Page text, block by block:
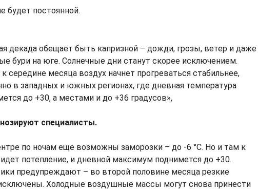
будет постоянной.
декада обещает быть капризной – дожди, грозы, ветер и даже
бури на юге. Солнечные дни станут скорее исключением.
середине месяца воздух начнет прогреваться стабильнее,
в западных и южных регионах, где дневная температура
до +30, а местами и до +36 градусов»,
специалисты.
по ночам еще возможны заморозки – до -6 °C. Но и там к
потепление, и дневной максимум поднимется до +30.
предупреждают – во второй половине месяца резкие
Холодные воздушные массы могут снова принести